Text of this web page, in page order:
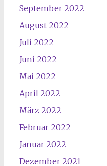
September 2022
August 2022
Juli 2022
Juni 2022
Mai 2022
April 2022
März 2022
Februar 2022
Januar 2022
Dezember 2021